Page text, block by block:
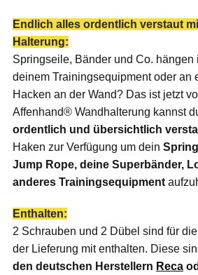
Endlich alles ordentlich verstaut
Halterung:
Springseile, Bänder und Co. hängen
deinem Trainingsequipment oder an
Hacken an der Wand? Das ist jetzt
Affenhand® Wandhalterung kannst
ordentlich und übersichtlich
Haken zur Verfügung um dein
Jump Rope, deine Superbänder,
anderes Trainingsequipment
Enthalten:
2 Schrauben und 2 Dübel sind für
der Lieferung mit enthalten. Diese
den deutschen Herstellern Reca